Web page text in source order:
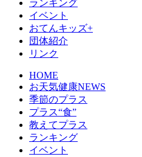
ランキング
イベント
おてんキッズ+
団体紹介
リンク
HOME
お天気健康NEWS
季節のプラス
プラス“食”
教えてプラス
ランキング
イベント